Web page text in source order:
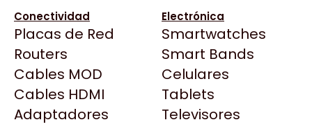
Conectividad
Placas de Red
Routers
Cables MOD
Cables HDMI
Adaptadores
Electrónica
Smartwatches
Smart Bands
Celulares
Tablets
Televisores
Deepcool
Dell
EVGA
Gamemax
Genesis
Genius
Click Gaming
Compufan Store
Dinobyte
Full H4rd
Gaming City
Gezatek